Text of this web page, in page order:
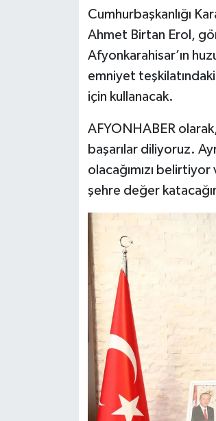
Cumhurbaşkanlığı
Ahmet Birtan Erol,
Afyonkarahisar’ın
emniyet
için kullanacak.
AFYONHABER
başarılar diliyoruz.
olacağımızı
şehre değer